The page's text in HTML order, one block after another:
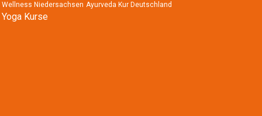
Wellness Niedersachsen Ayurveda Kur Deutschland
Yoga Kurse